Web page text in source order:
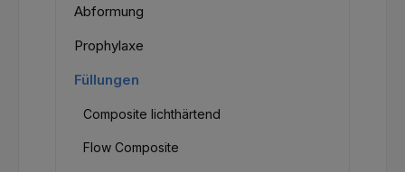
Abformung
Prophylaxe
Füllungen
Composite lichthärtend
Flow Composite